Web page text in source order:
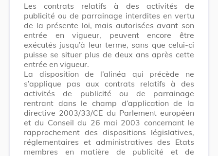
Les contrats relatifs à des activités de
publicité ou de parrainage interdites en vertu
de la présente loi, mais autorisées avant son
entrée en vigueur, peuvent encore être
exécutés jusqu’à leur terme, sans que celui-ci
puisse se situer plus de deux ans après cette
entrée en vigueur.
La disposition de l’alinéa qui précède ne
s’applique pas aux contrats relatifs à des
activités de publicité ou de parrainage
rentrant dans le champ d’application de la
directive 2003/33/CE du Parlement européen
et du Conseil du 26 mai 2003 concernant le
rapprochement des dispositions législatives,
réglementaires et administratives des Etats
membres en matière de publicité et de